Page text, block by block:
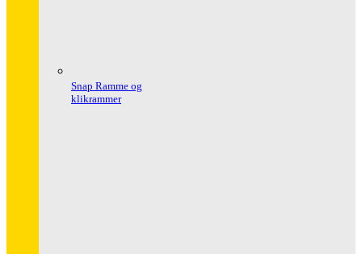
Snap Ramme og
klikrammer